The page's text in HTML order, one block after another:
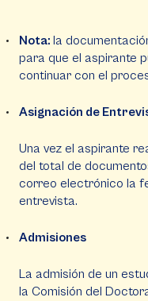
Nota: la
para que el aspirante
continuar con el
Asignación de
Una vez el aspirante
del total de
correo electrónico la
entrevista.
Admisiones
La admisión de un
la Comisión del